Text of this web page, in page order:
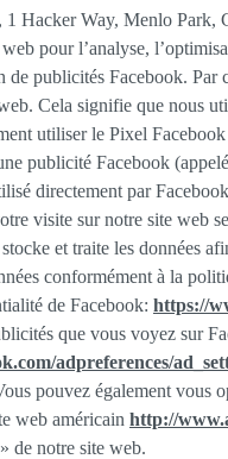
Hacker Way, Menlo Park,
pour l’analyse,
publicités Facebook.
Cela signifie que nous
utiliser le Pixel
publicité Facebook
directement par
visite sur notre site web
et traite les données
conformément à la
de Facebook: https://
que vous voyez sur
adpreferences/
pouvez également
web américain http://
de notre site web.